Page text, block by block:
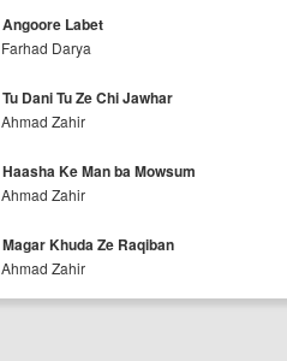
Angoore Labet
Farhad Darya
Tu Dani Tu Ze Chi Jawhar
Ahmad Zahir
Haasha Ke Man ba Mowsum
Ahmad Zahir
Magar Khuda Ze Raqiban
Ahmad Zahir